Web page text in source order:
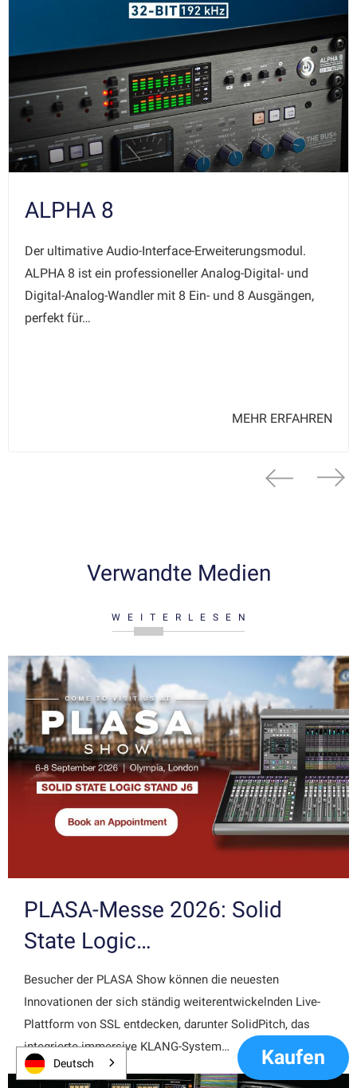
ALPHA 8
Der ultimative Audio-Interface-Erweiterungsmodul.
ALPHA 8 ist ein professioneller Analog-Digital- und
Digital-Analog-Wandler mit 8 Ein- und 8 Ausgängen,
perfekt für…
MEHR ERFAHREN
Verwandte Medien
WEITERLESEN
PLASA-Messe 2026: Solid
State Logic…
Besucher der PLASA Show können die neuesten
Innovationen der sich ständig weiterentwickelnden Live-
Plattform von SSL entdecken, darunter SolidPitch, das
integrierte immersive KLANG-System…
Kaufen
Deutsch